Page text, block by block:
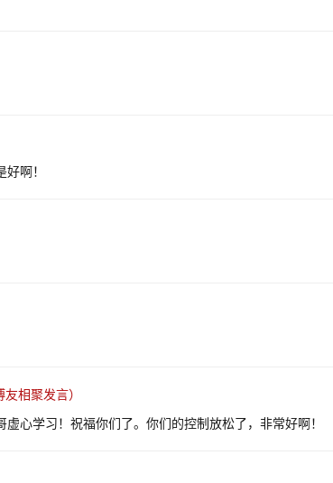
啊！
相聚发言）
心学习！祝福你们了。你们的控制放松了，非常好啊！